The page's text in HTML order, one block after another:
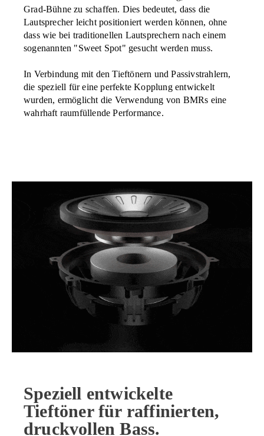
Grad-Bühne zu schaffen. Dies bedeutet, dass die
Lautsprecher leicht positioniert werden können, ohne
dass wie bei traditionellen Lautsprechern nach einem
sogenannten "Sweet Spot" gesucht werden muss.
In Verbindung mit den Tieftönern und Passivstrahlern,
die speziell für eine perfekte Kopplung entwickelt
wurden, ermöglicht die Verwendung von BMRs eine
wahrhaft raumfüllende Performance.
Speziell entwickelte
Tieftöner für raffinierten,
druckvollen Bass.